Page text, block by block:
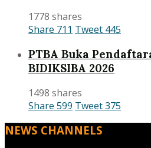
1778 shares
Share 711 Tweet 445
PTBA Buka
BIDIKSIBA 2026
1498 shares
Share 599 Tweet375
NEWS CHANNELS